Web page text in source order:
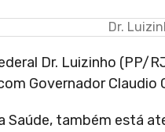
Dr. Luizinho (PP/
Governador
Saúde, também está